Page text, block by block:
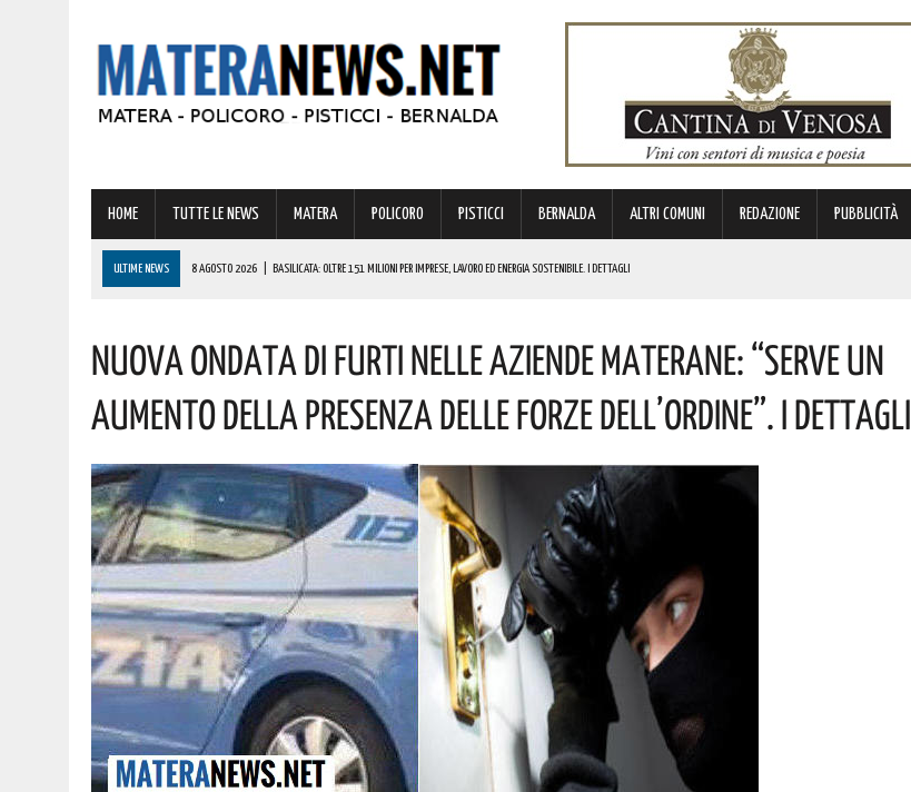
HOME TUTTE LE NEWS MATERA POLICORO PISTICCI BERNALDA ALTRI COMUNI REDAZIONE PUBBLICITÀ
ULTIME NEWS 8 AGOSTO 2026 BASILICATA: OLTRE 151 MILIONI PER IMPRESE, LAVORO ED ENERGIA SOSTENIBILE. I DETTAGLI
8 AGOSTO 2026 NOMINA AGENZIA SPAZIALE: COSPITO, ORIGINARIO DI POLICORO, È IL NUOVO COMMISSARIO. LE PAROLE DI BARDI
8 AGOSTO 2026 BASILICATA: GRAVISSIMA AGGRESSIONE IN QUESTO CARCERE! LA DENUNCIA
Nuova Ondata Di Furti Nelle Aziende Materane: “serve Un
Aumento Della Presenza Delle Forze Dell’ordine”. I Dettagli